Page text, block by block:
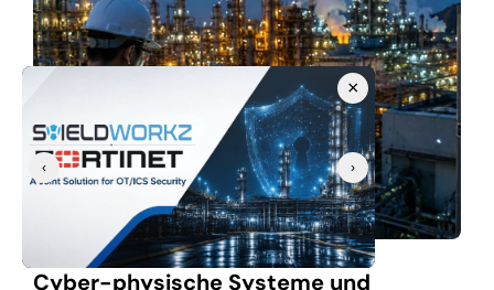
03.08.2026
Cyber-physische Systeme und
‹ ›
×